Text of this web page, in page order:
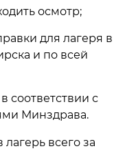
осмотр;
для лагеря в
и по всей
соответствии с
Минздрава.
всего за